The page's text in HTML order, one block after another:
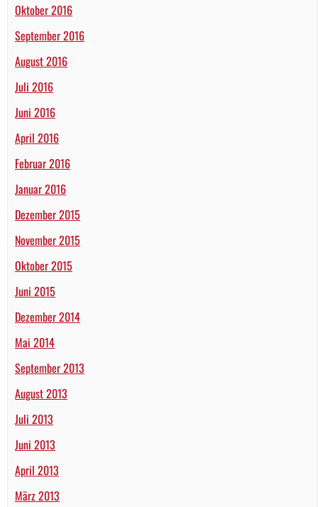
Oktober 2016
September 2016
August 2016
Juli 2016
Juni 2016
April 2016
Februar 2016
Januar 2016
Dezember 2015
November 2015
Oktober 2015
Juni 2015
Dezember 2014
Mai 2014
September 2013
August 2013
Juli 2013
Juni 2013
April 2013
März 2013